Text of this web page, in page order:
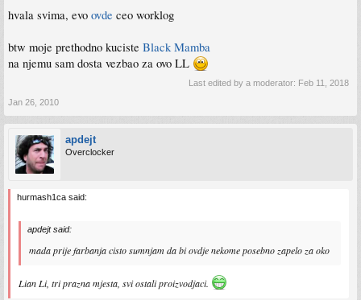
hvala svima, evo ovde ceo worklog
btw moje prethodno kuciste Black Mamba
na njemu sam dosta vezbao za ovo LL
Last edited by a moderator: Feb 11, 2018
Jan 26, 2010
apdejt
Overclocker
hurmash1ca said:
apdejt said:
mada prije farbanja cisto sumnjam da bi ovdje nekome posebno zapelo za oko
Lian Li, tri prazna mjesta, svi ostali proizvodjaci.